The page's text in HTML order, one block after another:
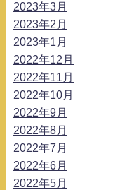
2023年3月
2023年2月
2023年1月
2022年12月
2022年11月
2022年10月
2022年9月
2022年8月
2022年7月
2022年6月
2022年5月